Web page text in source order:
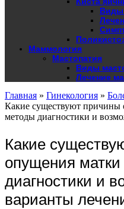
Виды
Маммология
Мастопатия
Виды
Лечение
Главная » Гинекология »
Какие существуют
методы диагностики и
Какие
опущения
диагностики и
варианты